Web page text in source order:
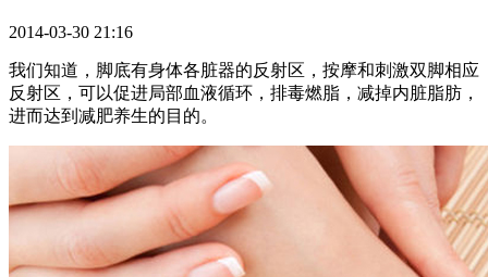
2014-03-30 21:16
我们知道，脚底有身体各脏器的反射区，按摩和刺激双脚相应
反射区，可以促进局部血液循环，排毒燃脂，减掉内脏脂肪，
进而达到减肥养生的目的。